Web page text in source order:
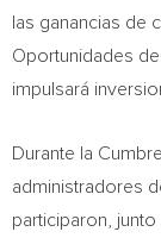
las ganancias de
Oportunidades
impulsará
Durante la Cumbre
administradores
participaron,